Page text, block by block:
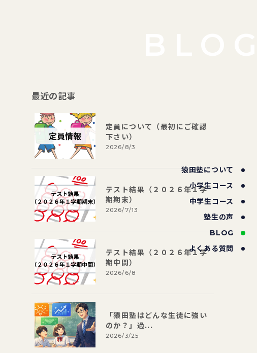
猿田塾について
小学生コース
中学生コース
塾生の声
BLOG
よくある質問
最近の記事
定員について（最初にご確認
下さい）
2026/8/3
テスト結果（２０２６年１学
期期末）
2026/7/13
テスト結果（２０２６年１学
期中間）
2026/6/8
「猿田塾はどんな生徒に強い
のか？」過...
2026/3/25